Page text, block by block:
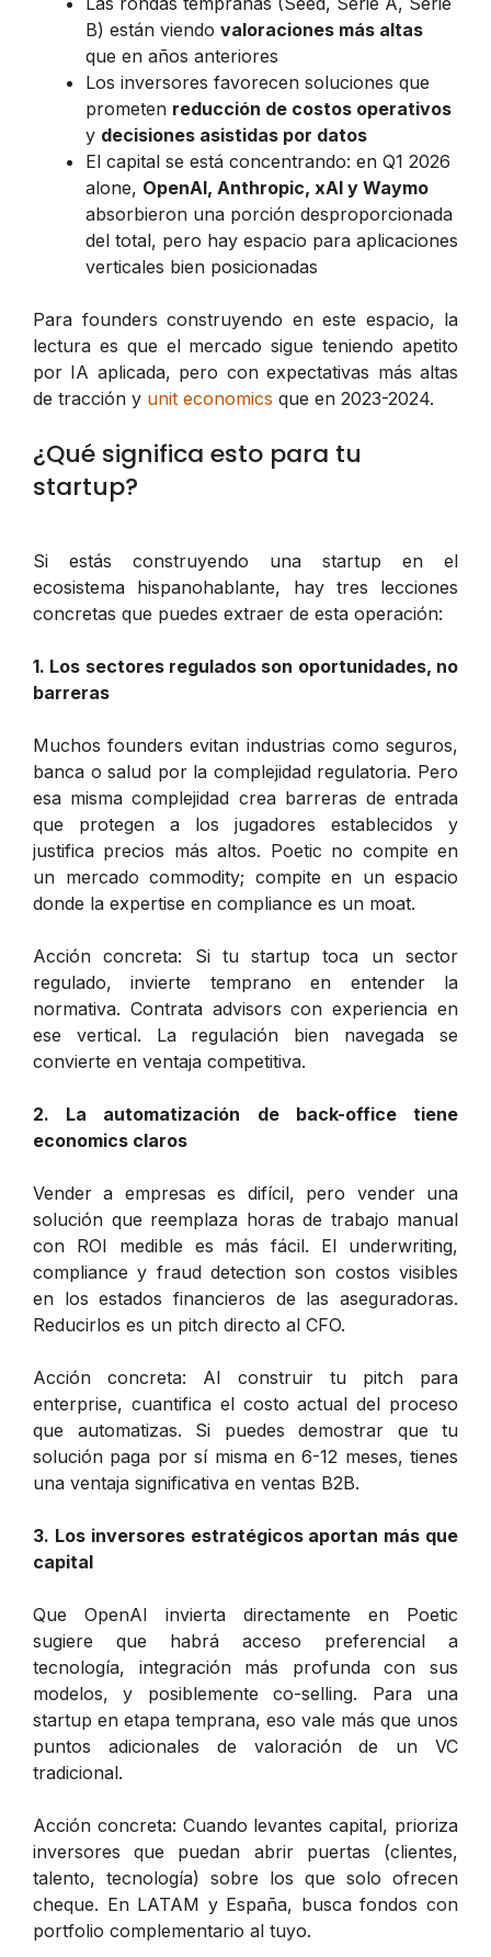
B) están viendo valoraciones más altas
que en años anteriores
Los inversores favorecen soluciones que
prometen reducción de costos operativos
y decisiones asistidas por datos
El capital se está concentrando: en Q1 2026
alone, OpenAI, Anthropic, xAI y Waymo
absorbieron una porción desproporcionada
del total, pero hay espacio para aplicaciones
verticales bien posicionadas
Para founders construyendo en este espacio, la
lectura es que el mercado sigue teniendo apetito
por IA aplicada, pero con expectativas más altas
de tracción y unit economics que en 2023-2024.
¿Qué significa esto para tu
startup?
Si estás construyendo una startup en el
ecosistema hispanohablante, hay tres lecciones
concretas que puedes extraer de esta operación:
1. Los sectores regulados son oportunidades, no
barreras
Muchos founders evitan industrias como seguros,
banca o salud por la complejidad regulatoria. Pero
esa misma complejidad crea barreras de entrada
que protegen a los jugadores establecidos y
justifica precios más altos. Poetic no compite en
un mercado commodity; compite en un espacio
donde la expertise en compliance es un moat.
Acción concreta: Si tu startup toca un sector
regulado, invierte temprano en entender la
normativa. Contrata advisors con experiencia en
ese vertical. La regulación bien navegada se
convierte en ventaja competitiva.
2. La automatización de back-office tiene
economics claros
Vender a empresas es difícil, pero vender una
solución que reemplaza horas de trabajo manual
con ROI medible es más fácil. El underwriting,
compliance y fraud detection son costos visibles
en los estados financieros de las aseguradoras.
Reducirlos es un pitch directo al CFO.
Acción concreta: Al construir tu pitch para
enterprise, cuantifica el costo actual del proceso
que automatizas. Si puedes demostrar que tu
solución paga por sí misma en 6-12 meses, tienes
una ventaja significativa en ventas B2B.
3. Los inversores estratégicos aportan más que
capital
Que OpenAI invierta directamente en Poetic
sugiere que habrá acceso preferencial a
tecnología, integración más profunda con sus
modelos, y posiblemente co-selling. Para una
startup en etapa temprana, eso vale más que unos
puntos adicionales de valoración de un VC
tradicional.
Acción concreta: Cuando levantes capital, prioriza
inversores que puedan abrir puertas (clientes,
talento, tecnología) sobre los que solo ofrecen
cheque. En LATAM y España, busca fondos con
portfolio complementario al tuyo.